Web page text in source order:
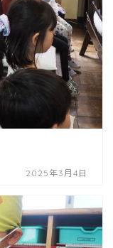
2025年3月4日